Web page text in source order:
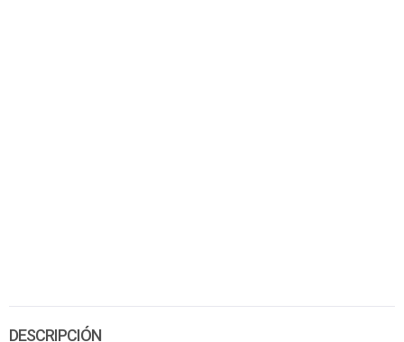
DESCRIPCIÓN